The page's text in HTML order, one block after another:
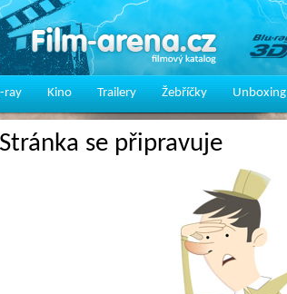
ray Kino Trailery Žebříčky Unboxing
Stránka se připravuje